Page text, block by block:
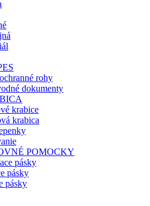
rohy
dokumenty
krabice
krabica
POMOCKY
pásky
pásky
pásky